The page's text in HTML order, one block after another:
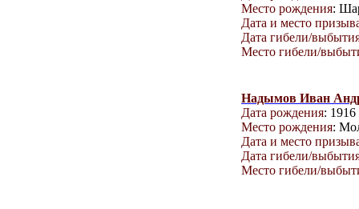
Место рождения:
Дата и место
Дата гибели/
Место гибели/
Надымов Иван
Дата рождения: 1916
Место рождения:
Дата и место
Дата гибели/
Место гибели/